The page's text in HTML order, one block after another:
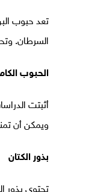
تعد حبوب
السرطان.
الحبوب
أثبتت
ويمكن أن
بذور الكتان